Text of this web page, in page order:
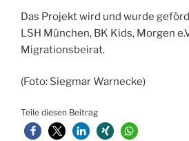
Das Projekt wird und wurde
LSH München, BK Kids, Morgen
Migrationsbeirat.
(Foto: Siegmar Warnecke)
Teile diesen Beitrag